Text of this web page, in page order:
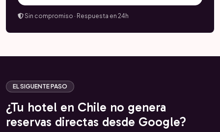
Sin compromiso · Respuesta en 24h
EL SIGUENTE PASO
¿Tu hotel en Chile no genera
reservas directas desde Google?